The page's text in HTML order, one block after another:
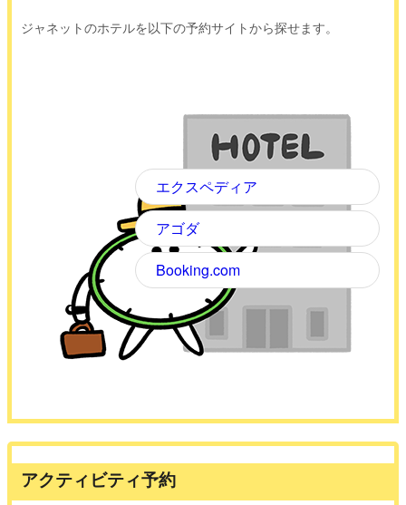
ジャネットのホテルを以下の予約サイトから探せます。
エクスペディア
アゴダ
Booking.com
アクティビティ予約